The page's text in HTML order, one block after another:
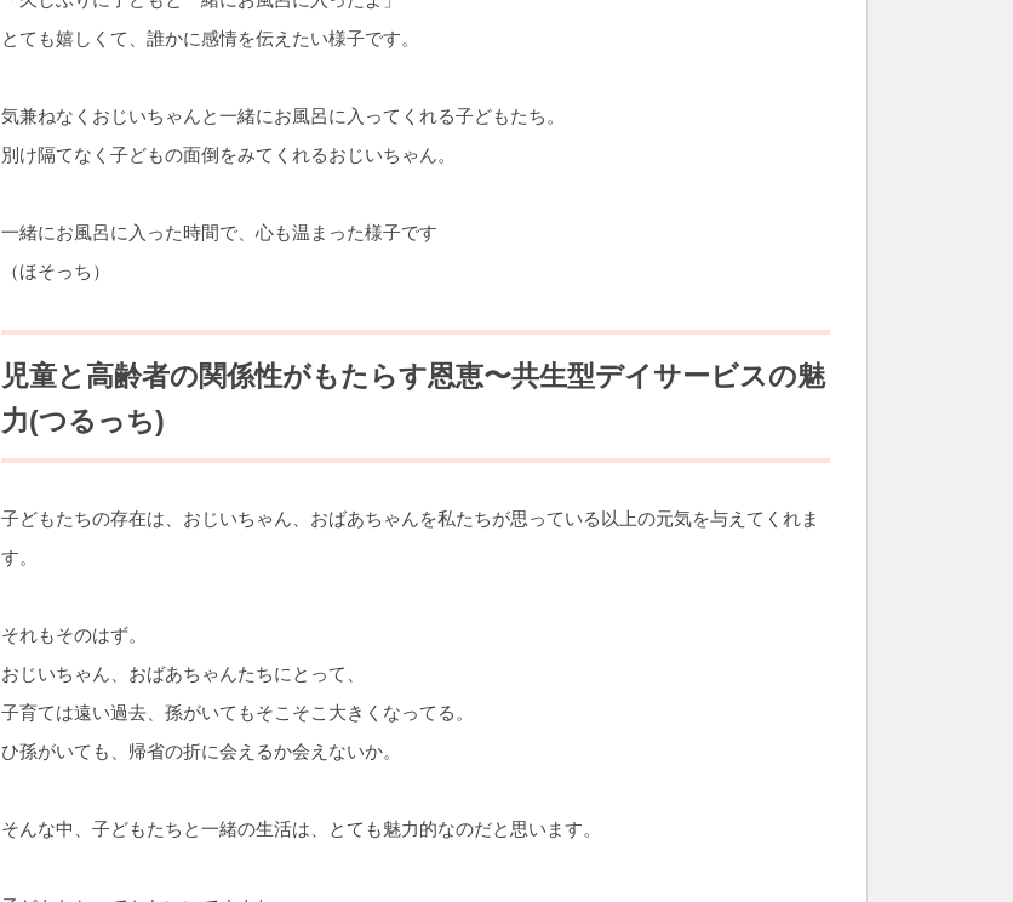
とても嬉しくて、誰かに感情を伝えたい様子です。
気兼ねなくおじいちゃんと一緒にお風呂に入ってくれる子どもたち。
別け隔てなく子どもの面倒をみてくれるおじいちゃん。
一緒にお風呂に入った時間で、心も温まった様子です
（ほそっち）
児童と高齢者の関係性がもたらす恩恵〜共生型デイサービスの魅
力(つるっち)
子どもたちの存在は、おじいちゃん、おばあちゃんを私たちが思っている以上の元気を与えてくれま
す。
それもそのはず。
おじいちゃん、おばあちゃんたちにとって、
子育ては遠い過去、孫がいてもそこそこ大きくなってる。
ひ孫がいても、帰省の折に会えるか会えないか。
そんな中、子どもたちと一緒の生活は、とても魅力的なのだと思います。